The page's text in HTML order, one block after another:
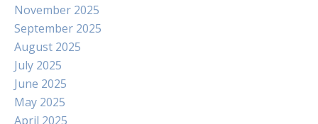
November 2025
September 2025
August 2025
July 2025
June 2025
May 2025
April 2025